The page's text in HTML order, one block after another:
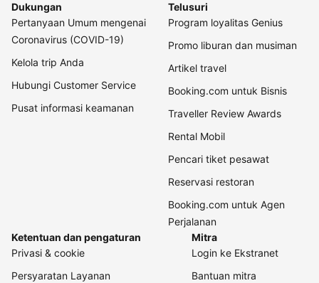
Dukungan
Pertanyaan Umum mengenai
Coronavirus (COVID-19)
Kelola trip Anda
Hubungi Customer Service
Pusat informasi keamanan
Telusuri
Program loyalitas Genius
Promo liburan dan musiman
Artikel travel
Booking.com untuk Bisnis
Traveller Review Awards
Rental Mobil
Pencari tiket pesawat
Reservasi restoran
Booking.com untuk Agen
Perjalanan
Ketentuan dan pengaturan
Privasi & cookie
Persyaratan Layanan
Mitra
Login ke Ekstranet
Bantuan mitra